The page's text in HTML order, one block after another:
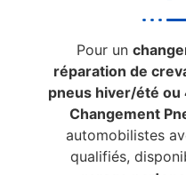
Pour un
réparation de
pneus hiver/été ou
Changement
automobilistes
qualifiés,